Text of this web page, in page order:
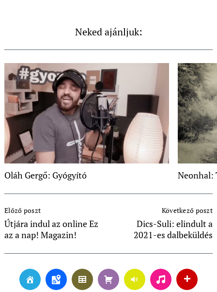
Neked ajánljuk:
Oláh Gergő: Gyógyító Neonhal:
Navigation
Előző poszt
Útjára indul az online Ez
az a nap! Magazin!
Következő poszt
Dics-Suli: elindult a
2021-es dalbeküldés